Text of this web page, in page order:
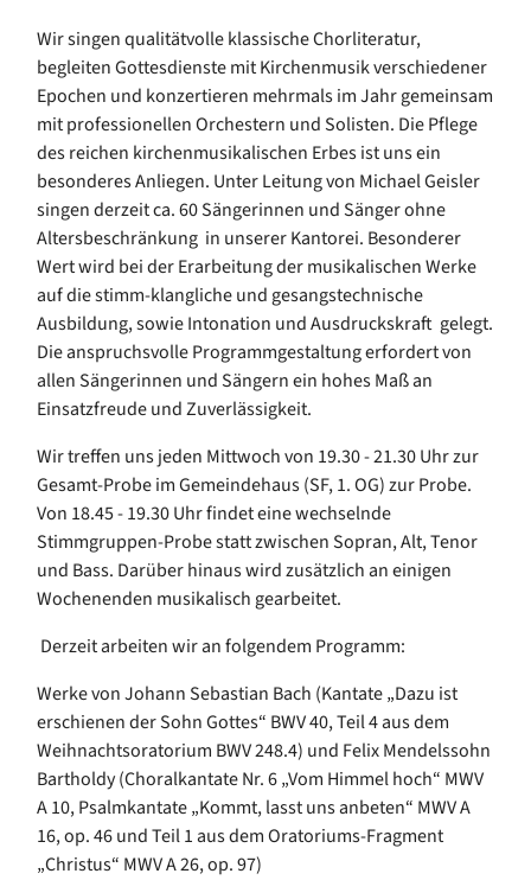
Wir singen qualitätvolle klassische Chorliteratur,
begleiten Gottesdienste mit Kirchenmusik verschiedener
Epochen und konzertieren mehrmals im Jahr gemeinsam
mit professionellen Orchestern und Solisten. Die Pflege
des reichen kirchenmusikalischen Erbes ist uns ein
besonderes Anliegen. Unter Leitung von Michael Geisler
singen derzeit ca. 60 Sängerinnen und Sänger ohne
Altersbeschränkung in unserer Kantorei. Besonderer
Wert wird bei der Erarbeitung der musikalischen Werke
auf die stimm-klangliche und gesangstechnische
Ausbildung, sowie Intonation und Ausdruckskraft gelegt.
Die anspruchsvolle Programmgestaltung erfordert von
allen Sängerinnen und Sängern ein hohes Maß an
Einsatzfreude und Zuverlässigkeit.
Wir treffen uns jeden Mittwoch von 19.30 - 21.30 Uhr zur
Gesamt-Probe im Gemeindehaus (SF, 1. OG) zur Probe.
Von 18.45 - 19.30 Uhr findet eine wechselnde
Stimmgruppen-Probe statt zwischen Sopran, Alt, Tenor
und Bass. Darüber hinaus wird zusätzlich an einigen
Wochenenden musikalisch gearbeitet.
Derzeit arbeiten wir an folgendem Programm:
Werke von Johann Sebastian Bach (Kantate „Dazu ist
erschienen der Sohn Gottes“ BWV 40, Teil 4 aus dem
Weihnachtsoratorium BWV 248.4) und Felix Mendelssohn
Bartholdy (Choralkantate Nr. 6 „Vom Himmel hoch“ MWV
A 10, Psalmkantate „Kommt, lasst uns anbeten“ MWV A
16, op. 46 und Teil 1 aus dem Oratoriums-Fragment
„Christus“ MWV A 26, op. 97)